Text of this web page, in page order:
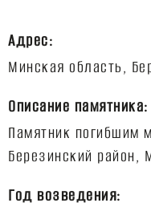
Адрес:
Описание памятника:
Памятник погибшим
Год возведения: